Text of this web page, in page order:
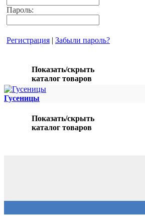
Пароль:
Регистрация | Забыли пароль?
Показать/скрыть
каталог товаров
Гусеницы
Показать/скрыть
каталог товаров